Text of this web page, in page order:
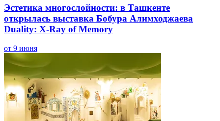
Эстетика многослойности: в Ташкенте
открылась выставка Бобура Алимходжаева
Duality: X-Ray of Memory
от 9 июня